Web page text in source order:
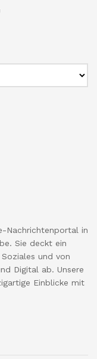
Nachrichtenportal in
Sie deckt ein
und von
Digital ab. Unsere
Einblicke mit